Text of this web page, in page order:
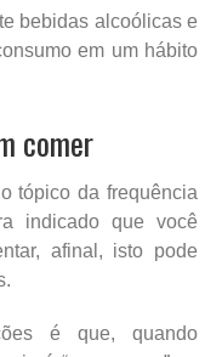
bebidas alcoólicas e
em um hábito
comer
tópico da frequência
indicado que você
afinal, isto pode
é que, quando